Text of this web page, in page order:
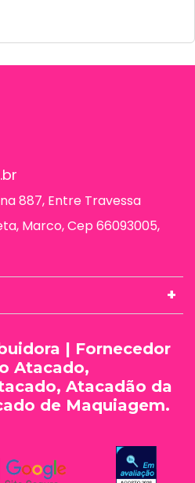
887, Entre Travessa
Marco, Cep 66093005,
| Fornecedor
Atacado,
Atacadão da
de Maquiagem.